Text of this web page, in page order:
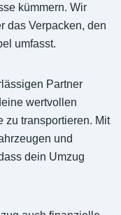
kümmern. Wir
das Verpacken, den
umfasst.
Partner
wertvollen
zu transportieren. Mit
und
dein Umzug